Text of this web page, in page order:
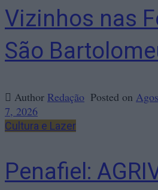
Vizinhos nas
São
Author Redação Posted on
7, 2026
Cultura e Lazer
Penafiel: